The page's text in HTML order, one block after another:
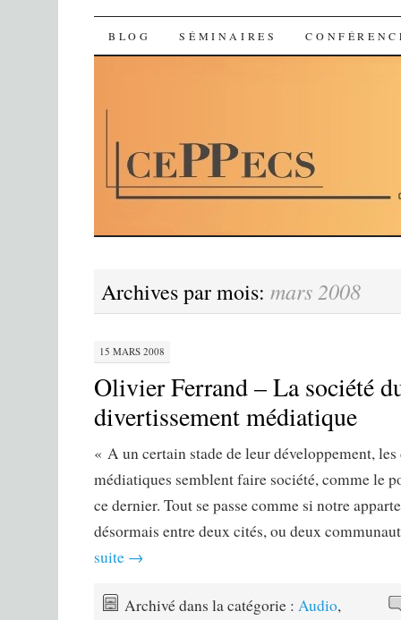
Ceppecs
SKIP TO CONTENT
BLOG SÉMINAIRES
Archives par mois: mars 2008
15 MARS 2008
Olivier Ferrand – La société
divertissement médiatique
« A un certain stade de leur développement,
médiatiques semblent faire société, comme le
ce dernier. Tout se passe comme si notre
désormais entre deux cités, ou deux
suite →
Archivé dans la catégorie : Audio,